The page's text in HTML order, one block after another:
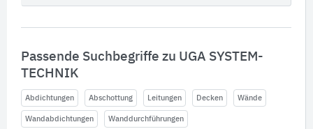
Passende Suchbegriffe zu UGA SYSTEM-
TECHNIK
Abdichtungen Abschottung Leitungen Decken Wände
Wandabdichtungen Wanddurchführungen